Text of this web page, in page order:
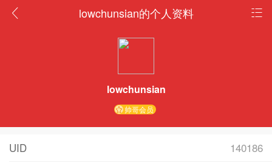
lowchunsian的个人资料
lowchunsian
帅哥会员
UID
140186